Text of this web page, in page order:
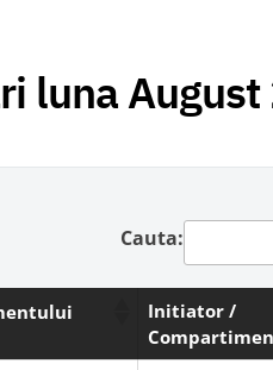
luna
Cauta:
Initiator /